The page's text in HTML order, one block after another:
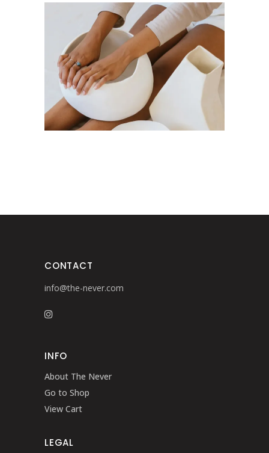
CONTACT
info@the-never.com
INFO
About The Never
Go to Shop
View Cart
LEGAL